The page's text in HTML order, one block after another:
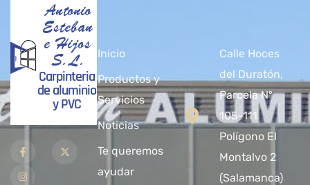
Antonio
Esteban
e Hijos
S.L.
Carpinteria
de aluminio
y PVC
Inicio
Productos y
Servicios
Noticias
Te queremos
ayudar
Calle Hoces
del Duratón,
Parcela Nº
105-111
Polígono El
Montalvo 2
(Salamanca)